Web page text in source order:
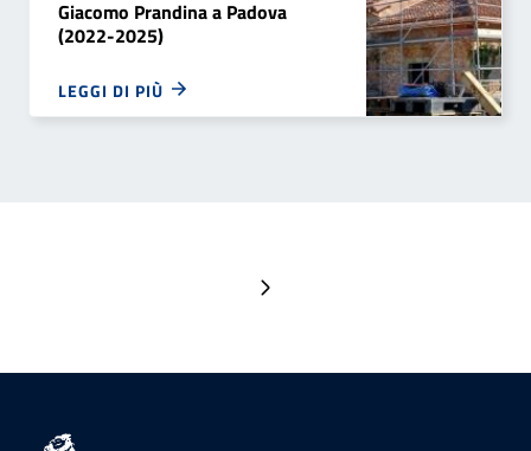
Giacomo Prandina a Padova
(2022-2025)
LEGGI DI PIÙ
Pagina successiva